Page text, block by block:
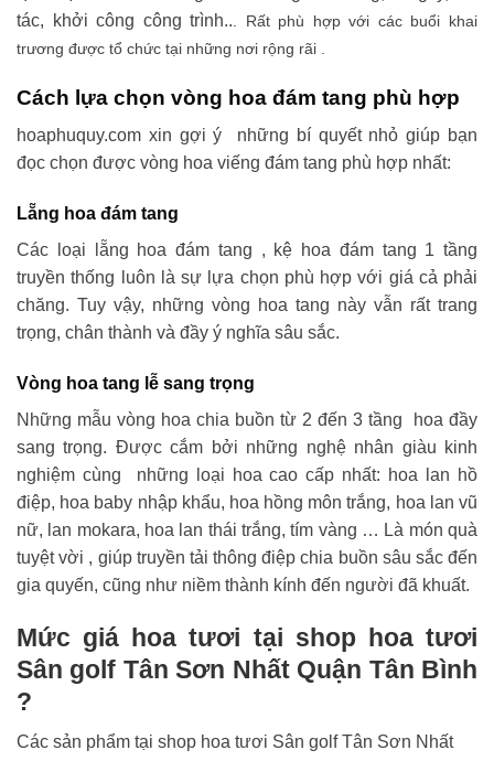
tác, khởi công công trình.. . Rất phù hợp với các buổi khai
trương được tổ chức tại những nơi rộng rãi .
Cách lựa chọn vòng hoa đám tang phù hợp
hoaphuquy.com xin gợi ý những bí quyết nhỏ giúp bạn
đọc chọn được vòng hoa viếng đám tang phù hợp nhất:
Lẵng hoa đám tang
Các loại lẵng hoa đám tang , kệ hoa đám tang 1 tầng
truyền thống luôn là sự lựa chọn phù hợp với giá cả phải
chăng. Tuy vậy, những vòng hoa tang này vẫn rất trang
trọng, chân thành và đầy ý nghĩa sâu sắc.
Vòng hoa tang lễ sang trọng
Những mẫu vòng hoa chia buồn từ 2 đến 3 tầng hoa đầy
sang trọng. Được cắm bởi những nghệ nhân giàu kinh
nghiệm cùng những loại hoa cao cấp nhất: hoa lan hồ
điệp, hoa baby nhập khẩu, hoa hồng môn trắng, hoa lan vũ
nữ, lan mokara, hoa lan thái trắng, tím vàng … Là món quà
tuyệt vời , giúp truyền tải thông điệp chia buồn sâu sắc đến
gia quyến, cũng như niềm thành kính đến người đã khuất.
Mức giá hoa tươi tại shop hoa tươi
Sân golf Tân Sơn Nhất Quận Tân Bình
?
Các sản phẩm tại shop hoa tươi Sân golf Tân Sơn Nhất